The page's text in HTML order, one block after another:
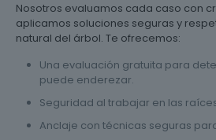
Nosotros evaluamos cada caso con
aplicamos soluciones seguras y
natural del árbol. Te ofrecemos:
Una evaluación gratuita para
puede enderezar.
Seguridad al trabajar en las
Anclaje con técnicas seguras